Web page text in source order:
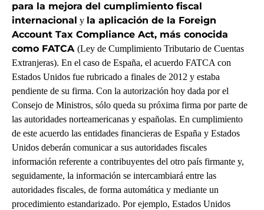
para la mejora del cumplimiento fiscal
internacional y la aplicación de la Foreign
Account Tax Compliance Act, más conocida
como FATCA (Ley de Cumplimiento Tributario de Cuentas
Extranjeras). En el caso de España, el acuerdo FATCA con
Estados Unidos fue rubricado a finales de 2012 y estaba
pendiente de su firma. Con la autorización hoy dada por el
Consejo de Ministros, sólo queda su próxima firma por parte de
las autoridades norteamericanas y españolas. En cumplimiento
de este acuerdo las entidades financieras de España y Estados
Unidos deberán comunicar a sus autoridades fiscales
información referente a contribuyentes del otro país firmante y,
seguidamente, la información se intercambiará entre las
autoridades fiscales, de forma automática y mediante un
procedimiento estandarizado. Por ejemplo, Estados Unidos